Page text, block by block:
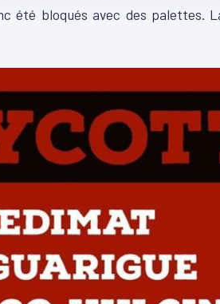
été bloqués avec des palettes.